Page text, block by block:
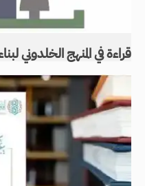
قراءة في المنهج الخلدوني